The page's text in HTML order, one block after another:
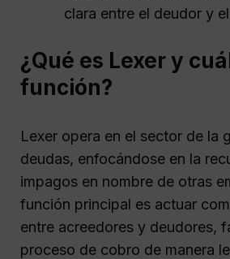
clara entre el deudor y
¿Qué es Lexer y
función?
Lexer opera en el sector de la
deudas, enfocándose en la
impagos en nombre de otras
función principal es actuar
entre acreedores y deudores,
proceso de cobro de manera